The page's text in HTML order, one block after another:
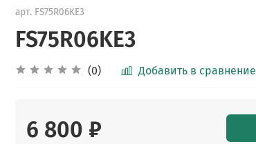
арт. FS75R06KE3
FS75R06KE3
(0) Добавить в сравнение
6 800 ₽